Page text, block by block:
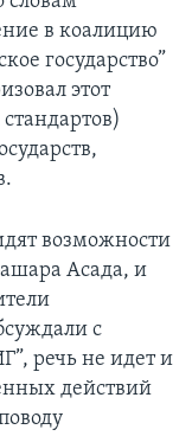
в коалицию
государство”
этот
возможности
Асада, и
с
речь не идет и
действий